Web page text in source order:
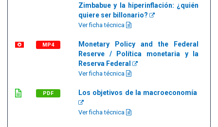
Zimbabue y la hiperinflación: ¿quién
quiere ser billonario?
Ver ficha técnica
MP4
Monetary Policy and the Federal
Reserve / Política monetaria y la
Reserva Federal
Ver ficha técnica
PDF Los objetivos de la macroeconomía
Ver ficha técnica